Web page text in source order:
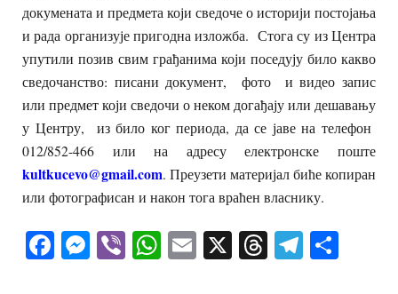
докумената и предмета који сведоче о историји постојања
и рада организује пригодна изложба. Стога су из Центра
упутили позив свим грађанима који поседују било какво
сведочанство: писани документ, фото и видео запис
или предмет који сведочи о неком догађају или дешавању
у Центру, из било ког периода, да се јаве на телефон
012/852-466 или на адресу електронске поште
kultkucevo@gmail.com. Преузети материјал биће копиран
или фотографисан и након тога враћен власнику.
Facebook
Messenger
ViberWhatsApp
Email
X Threads